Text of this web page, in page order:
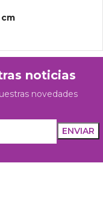
noticias
novedades